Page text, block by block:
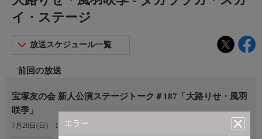
エラー
イ・ステージ
放送スケジュール一覧
前回の放送
宝塚友の会 新人公演ステージトーク＃187「大路りせ・風羽
咲季」
7月26日(日) 16:30〜17:00